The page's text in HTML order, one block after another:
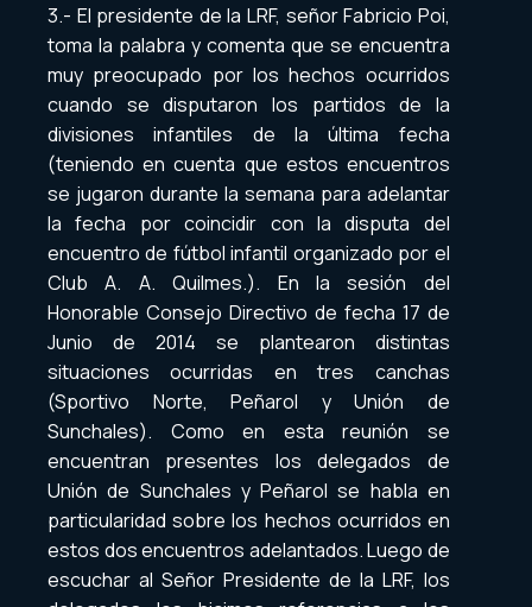
3.- El presidente de la LRF, señor Fabricio Poi,
toma la palabra y comenta que se encuentra
muy preocupado por los hechos ocurridos
cuando se disputaron los partidos de la
divisiones infantiles de la última fecha
(teniendo en cuenta que estos encuentros
se jugaron durante la semana para adelantar
la fecha por coincidir con la disputa del
encuentro de fútbol infantil organizado por el
Club A. A. Quilmes.). En la sesión del
Honorable Consejo Directivo de fecha 17 de
Junio de 2014 se plantearon distintas
situaciones ocurridas en tres canchas
(Sportivo Norte, Peñarol y Unión de
Sunchales). Como en esta reunión se
encuentran presentes los delegados de
Unión de Sunchales y Peñarol se habla en
particularidad sobre los hechos ocurridos en
estos dos encuentros adelantados. Luego de
escuchar al Señor Presidente de la LRF, los